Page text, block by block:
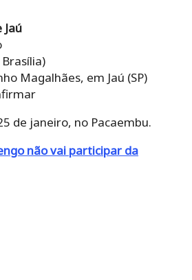
Jaú
Magalhães, em Jaú (SP)
de janeiro, no Pacaembu.
não vai participar da